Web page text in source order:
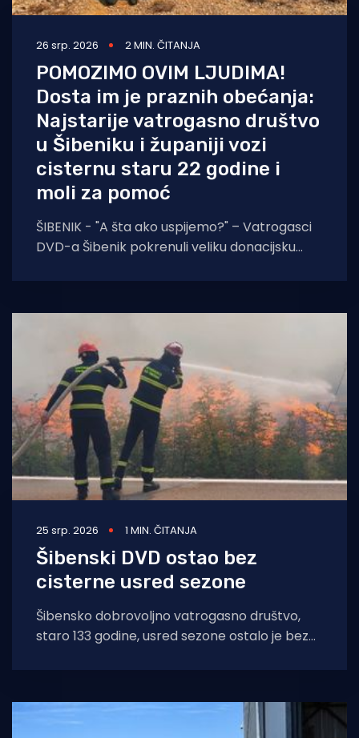
26 srp. 2026 2 MIN. ČITANJA
POMOZIMO OVIM LJUDIMA!
Dosta im je praznih obećanja:
Najstarije vatrogasno društvo
u Šibeniku i županiji vozi
cisternu staru 22 godine i
moli za pomoć
ŠIBENIK - "A šta ako uspijemo?" – Vatrogasci
DVD-a Šibenik pokrenuli veliku donacijsku
kamiona
25 srp. 2026 1 MIN. ČITANJA
Šibenski DVD ostao bez
cisterne usred sezone
Šibensko dobrovoljno vatrogasno društvo,
staro 133 godine, usred sezone ostalo je bez
kombijem, javlja